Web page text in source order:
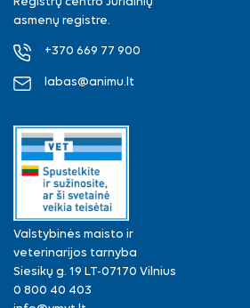
asmenų registre.
+370 669 77 900
labas@animu.lt
Valstybinės maisto ir
veterinarijos tarnyba
Siesikų g. 19 LT-07170 Vilnius
0 800 40 403